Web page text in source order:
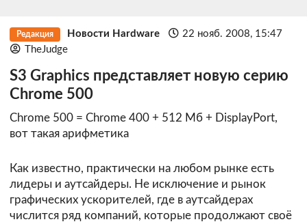
Редакция Новости Hardware
22 нояб. 2008, 15:47
TheJudge
S3 Graphics представляет новую серию
Chrome 500
Chrome 500 = Chrome 400 + 512 Мб + DisplayPort,
вот такая арифметика
Как известно, практически на любом рынке есть
лидеры и аутсайдеры. Не исключение и рынок
графических ускорителей, где в аутсайдерах
числится ряд компаний, которые продолжают своё